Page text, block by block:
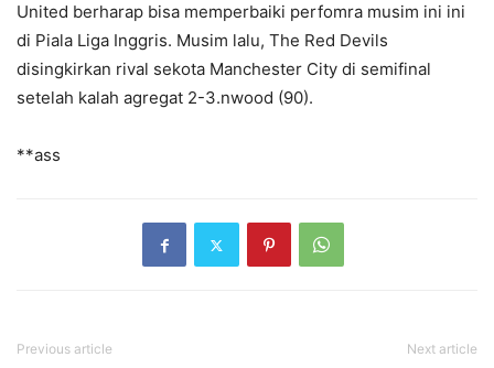
United berharap bisa memperbaiki perfomra musim ini ini
di Piala Liga Inggris. Musim lalu, The Red Devils
disingkirkan rival sekota Manchester City di semifinal
setelah kalah agregat 2-3.nwood (90).
**ass
Previous article Next article